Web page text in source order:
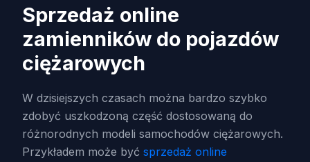
Sprzedaż online
zamienników do pojazdów
ciężarowych
W dzisiejszych czasach można bardzo szybko
zdobyć uszkodzoną część dostosowaną do
różnorodnych modeli samochodów ciężarowych.
Przykładem może być sprzedaż online